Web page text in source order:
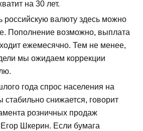
на 30 лет.
российскую валюту здесь можно
Пополнение возможно, выплата
ежемесячно. Тем не менее,
мы ожидаем коррекции
года спрос населения на
снижается, говорит
розничных продаж
Шкерин. Если бумага